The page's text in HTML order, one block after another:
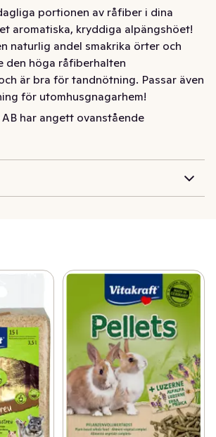
portionen av råfiber i dina
aromatiska, kryddiga alpängshöet!
naturlig andel smakrika örter och
den höga råfiberhalten
är bra för tandnötning. Passar även
för utomhusgnagarhem!
mineraler och spårämnen
har angett ovanstående